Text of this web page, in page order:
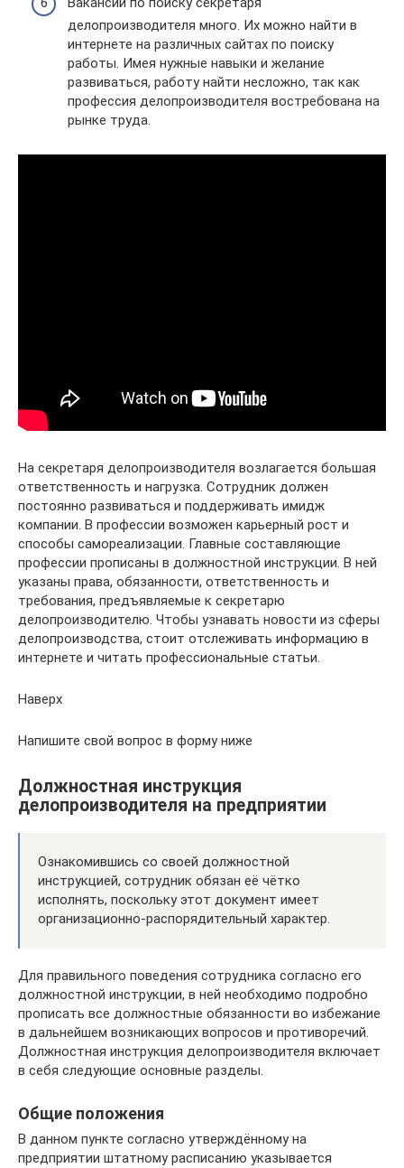
делопроизводителя много. Их можно найти в
интернете на различных сайтах по поиску
работы. Имея нужные навыки и желание
развиваться, работу найти несложно, так как
профессия делопроизводителя востребована на
рынке труда.
На секретаря делопроизводителя возлагается большая
ответственность и нагрузка. Сотрудник должен
постоянно развиваться и поддерживать имидж
компании. В профессии возможен карьерный рост и
способы самореализации. Главные составляющие
профессии прописаны в должностной инструкции. В ней
указаны права, обязанности, ответственность и
требования, предъявляемые к секретарю
делопроизводителю. Чтобы узнавать новости из сферы
делопроизводства, стоит отслеживать информацию в
интернете и читать профессиональные статьи.
Наверх
Напишите свой вопрос в форму ниже
Должностная инструкция
делопроизводителя на предприятии
Ознакомившись со своей должностной
инструкцией, сотрудник обязан её чётко
исполнять, поскольку этот документ имеет
организационно-распорядительный характер.
Для правильного поведения сотрудника согласно его
должностной инструкции, в ней необходимо подробно
прописать все должностные обязанности во избежание
в дальнейшем возникающих вопросов и противоречий.
Должностная инструкция делопроизводителя включает
в себя следующие основные разделы.
Общие положения
В данном пункте согласно утверждённому на
предприятии штатному расписанию указывается